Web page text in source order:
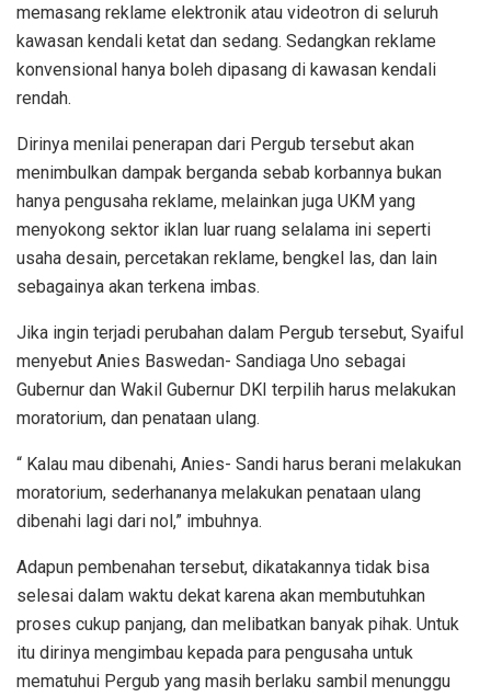
memasang reklame elektronik atau videotron di seluruh
kawasan kendali ketat dan sedang. Sedangkan reklame
konvensional hanya boleh dipasang di kawasan kendali
rendah.
Dirinya menilai penerapan dari Pergub tersebut akan
menimbulkan dampak berganda sebab korbannya bukan
hanya pengusaha reklame, melainkan juga UKM yang
menyokong sektor iklan luar ruang selalama ini seperti
usaha desain, percetakan reklame, bengkel las, dan lain
sebagainya akan terkena imbas.
Jika ingin terjadi perubahan dalam Pergub tersebut, Syaiful
menyebut Anies Baswedan- Sandiaga Uno sebagai
Gubernur dan Wakil Gubernur DKI terpilih harus melakukan
moratorium, dan penataan ulang.
“ Kalau mau dibenahi, Anies- Sandi harus berani melakukan
moratorium, sederhananya melakukan penataan ulang
dibenahi lagi dari nol,” imbuhnya.
Adapun pembenahan tersebut, dikatakannya tidak bisa
selesai dalam waktu dekat karena akan membutuhkan
proses cukup panjang, dan melibatkan banyak pihak. Untuk
itu dirinya mengimbau kepada para pengusaha untuk
mematuhui Pergub yang masih berlaku sambil menunggu